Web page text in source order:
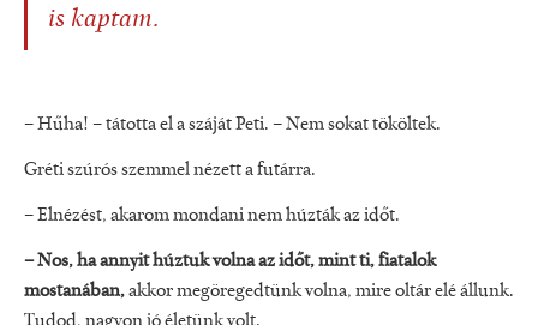
is kaptam.
– Hűha! – tátotta el a száját Peti. – Nem sokat tököltek.
Gréti szúrós szemmel nézett a futárra.
– Elnézést, akarom mondani nem húzták az időt.
– Nos, ha annyit húztuk volna az időt, mint ti, fiatalok
mostanában,akkor megöregedtünk volna, mire oltár elé állunk.
Tudod, nagyon jó életünk volt.